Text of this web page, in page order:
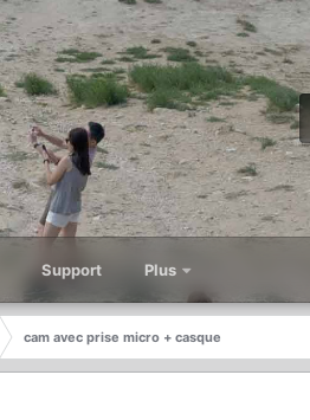
Support Plus
cam avec prise micro + casque